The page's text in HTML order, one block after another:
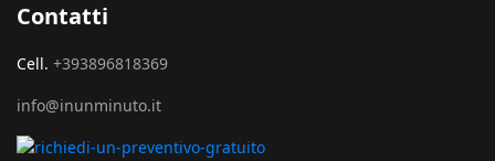
Contatti
Cell. +393896818369
info@inunminuto.it